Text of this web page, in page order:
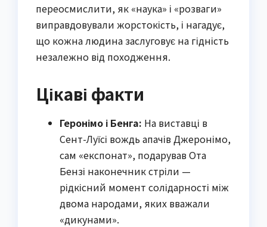
переосмислити, як «наука» і «розваги»
виправдовували жорстокість, і нагадує,
що кожна людина заслуговує на гідність
незалежно від походження.
Цікаві факти
Геронімо і Бенга: На виставці в
Сент-Луїсі вождь апачів Джеронімо,
сам «експонат», подарував Ота
Бензі наконечник стріли —
рідкісний момент солідарності між
двома народами, яких вважали
«дикунами».